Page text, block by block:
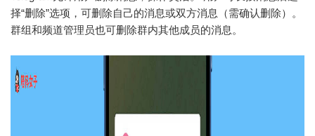
择“删除”选项，可删除自己的消息或双方消息（需确认删除）。
群组和频道管理员也可删除群内其他成员的消息。